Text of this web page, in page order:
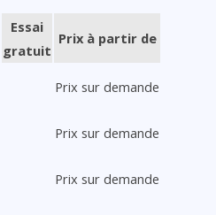
Essai
gratuit
Prix à partir de
Prix sur demande
Prix sur demande
Prix sur demande